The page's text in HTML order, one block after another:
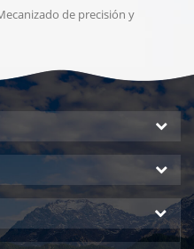
de precisión y